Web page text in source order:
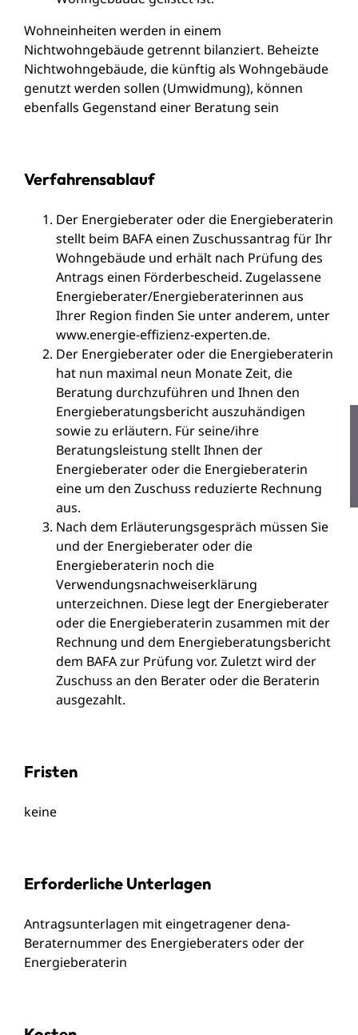
Wohneinheiten werden in einem
Nichtwohngebäude getrennt bilanziert. Beheizte
Nichtwohngebäude, die künftig als Wohngebäude
genutzt werden sollen (Umwidmung), können
ebenfalls Gegenstand einer Beratung sein
Verfahrensablauf
Der Energieberater oder die Energieberaterin
stellt beim BAFA einen Zuschussantrag für Ihr
Wohngebäude und erhält nach Prüfung des
Antrags einen Förderbescheid. Zugelassene
Energieberater/Energieberaterinnen aus
Ihrer Region finden Sie unter anderem, unter
www.energie-effizienz-experten.de.
Der Energieberater oder die Energieberaterin
hat nun maximal neun Monate Zeit, die
Beratung durchzuführen und Ihnen den
Energieberatungsbericht auszuhändigen
sowie zu erläutern. Für seine/ihre
Beratungsleistung stellt Ihnen der
Energieberater oder die Energieberaterin
eine um den Zuschuss reduzierte Rechnung
aus.
Nach dem Erläuterungsgespräch müssen Sie
und der Energieberater oder die
Energieberaterin noch die
Verwendungsnachweiserklärung
unterzeichnen. Diese legt der Energieberater
oder die Energieberaterin zusammen mit der
Rechnung und dem Energieberatungsbericht
dem BAFA zur Prüfung vor. Zuletzt wird der
Zuschuss an den Berater oder die Beraterin
ausgezahlt.
Fristen
keine
Erforderliche Unterlagen
Antragsunterlagen mit eingetragener dena-
Beraternummer des Energieberaters oder der
Energieberaterin